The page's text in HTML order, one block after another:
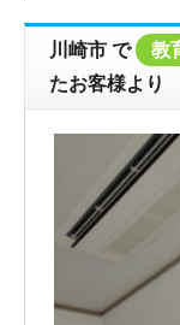
川崎市 で 教
たお客様より